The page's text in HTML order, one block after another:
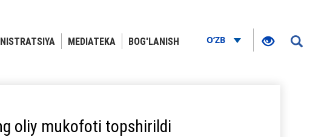
MEDIATEKA BOG'LANISH O‘ZB
oliy mukofoti topshirildi